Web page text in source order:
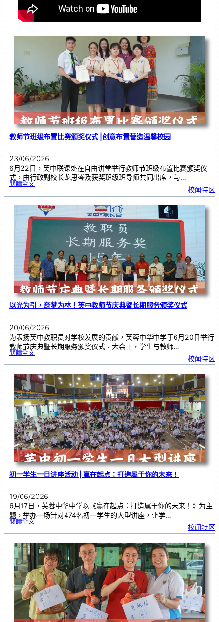
教师节班级布置比赛颁奖仪式 |创意布置营造温馨校园
23/06/2026
6月22日，芙中联课处在自由讲堂举行教师节班级布置比赛颁奖仪
式，由行政副校长龙思岑及获奖班级班导师共同出席，与…
閱讀全文:教
班
布
置
比
颁
奖
温
馨
校
园
校闻特区
以光为引，育梦为林！芙中教师节庆典暨长期服务颁奖仪式
20/06/2026
为表扬芙中教职员对学校发展的贡献，芙蓉中华中学于6月20日举行
教师节庆典暨长期服务颁奖仪式。大会上，学生与教师…
閱讀全文:以
引
育
梦
为
林
芙
中
教
师
节
庆
典
暨
长
期
服
务
颁
奖
仪
式
校闻特区
初一学生一日讲座活动 | 赢在起点：打造属于你的未来！
19/06/2026
6月17日，芙蓉中华中学以《赢在起点：打造属于你的未来！》为主
题，举办一场针对474名初一学生的大型讲座，让学…
閱讀全文:初
生
日
讲
座
活
动
赢
在
起
点
：
打
造
属
于
你
的
未
来
！
校闻特区